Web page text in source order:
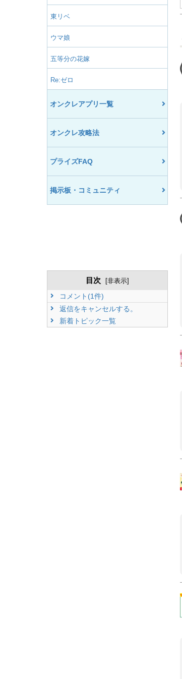
東リベ
ウマ娘
五等分の花嫁
Re:ゼロ
オンクレアプリ一覧
オンクレ攻略法
プライズFAQ
掲示板・コミュニティ
目次 [非表示]
コメント(1件)
返信をキャンセルする。
新着トピック一覧